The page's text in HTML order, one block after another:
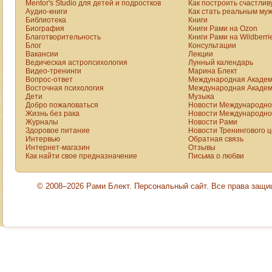
такого масштаба
Россия не знала за
всю свою
многотрудную
историю.
больше рассказано
об изменениях
детей, но
конкретных
предложений по
изменению
системы
образования здесь
не видно. Кроме
того, отмечаемые
в статье
изменения детства
в основном носят
негативную оценку,
довольно спорна.
Mentor's Studio для детей и подростков
Аудио-книги
Библиотека
Биография
Благотворительность
Блог
Вакансии
Ведическая астропсихология
Видео-тренинги
Вопрос-ответ
Восточная психология
Дети
Добро пожаловаться
Жизнь без рака
Журналы
Здоровое питание
Интервью
Интернет-магазин
Как найти свое предназначение
Как построить
Как стать реальным
Книги
Книги Рами на Ozon
Книги Рами на
Консультации
Лекции
Лунный календарь
Марина Блект
Международная
Международная
Музыка
Новости
Новости
Новости Рами
Новости Тренингового
Обратная связь
Отзывы
Письма о любви
© 2008–2026 Рами Блект. Персональный сайт. Все права